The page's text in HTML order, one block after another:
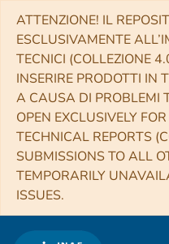
ATTENZIONE! IL
ESCLUSIVAMENTE
TECNICI (COLLEZIONE
INSERIRE PRODOTTI IN
A CAUSA DI PROBLEMI
OPEN EXCLUSIVELY
TECHNICAL REPORTS
SUBMISSIONS TO ALL
TEMPORARILY
ISSUES.